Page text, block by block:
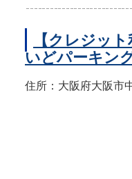
【クレジッ
いどパーキン
住所：大阪府大阪市